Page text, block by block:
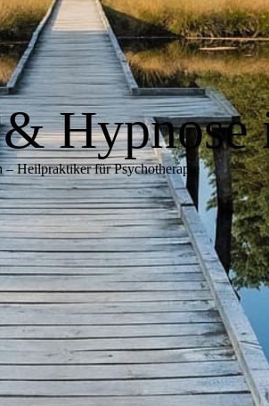
– Heilpraktiker für Psychotherapie